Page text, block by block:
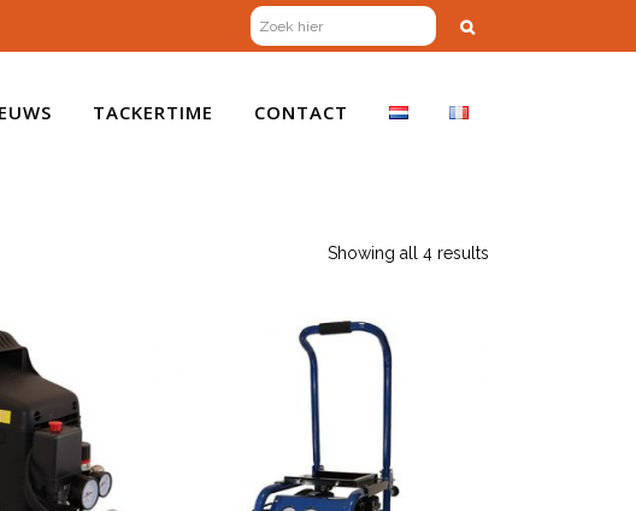
TACKERTIME CONTACT
Showing all 4 results